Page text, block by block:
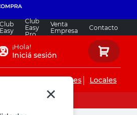
Club
Easy
Club
Easy
Pro
Venta
Empresa
Contacto
¡Hola!
Iniciá sesión
de instalaciones Locales